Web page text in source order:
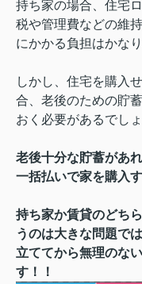
持ち家の場合、住宅
税や管理費などの維
にかかる負担はかな
しかし、住宅を購入
合、老後のための貯
おく必要があるでしょ
老後十分な貯蓄があ
一括払いで家を購入
持ち家か賃貸のどち
うのは大きな問題で
立ててから無理のな
す！！